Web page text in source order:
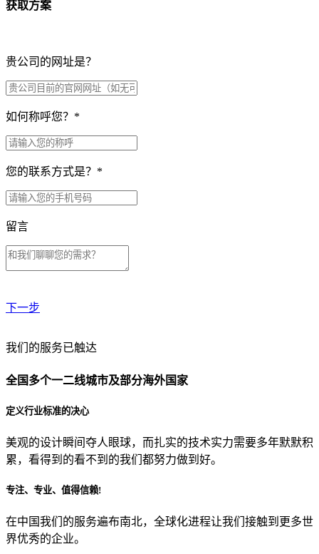
获取方案
贵公司的网址是？
如何称呼您？ *
您的联系方式是？ *
留言
下一步
贵公司预算范围是？
贵公司的团队规模是？
目前主要的营销渠道是？
我们的服务已触达
全国多个一二线城市及部分海外国家
定义行业标准的决心
美观的设计瞬间夺人眼球，而扎实的技术实力需要多年默默积
累，看得到的看不到的我们都努力做到好。
专注、专业、值得信赖!
在中国我们的服务遍布南北，全球化进程让我们接触到更多世
界优秀的企业。